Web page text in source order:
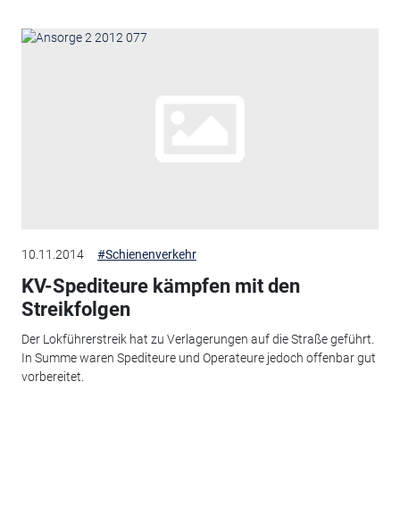
10.11.2014 #Schienenverkehr
KV-Spediteure kämpfen mit den
Streikfolgen
Der Lokführerstreik hat zu Verlagerungen auf die Straße geführt.
In Summe waren Spediteure und Operateure jedoch offenbar gut
vorbereitet.